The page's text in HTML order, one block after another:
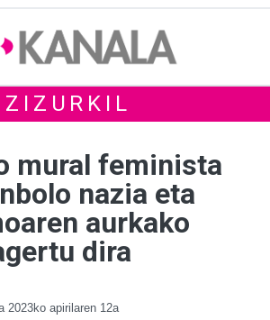
ZIZURKIL
mural feminista
nazia eta
aurkako
dira
2023ko apirilaren 12a